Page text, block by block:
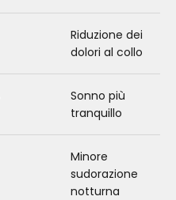
Riduzione dei
dolori al collo
Sonno più
tranquillo
Minore
sudorazione
notturna